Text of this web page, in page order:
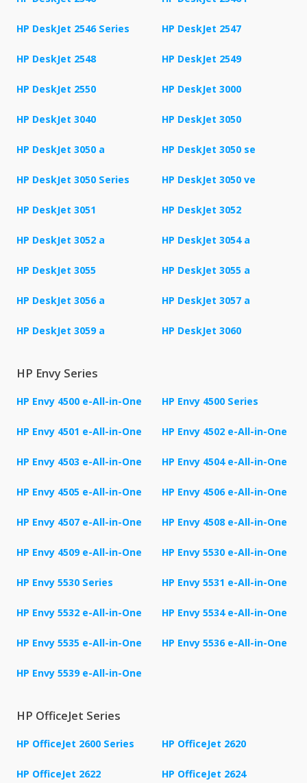
HP DeskJet 2546 Series HP DeskJet 2547
HP DeskJet 2548 HP DeskJet 2549
HP DeskJet 2550 HP DeskJet 3000
HP DeskJet 3040 HP DeskJet 3050
HP DeskJet 3050 a HP DeskJet 3050 se
HP DeskJet 3050 Series HP DeskJet 3050 ve
HP DeskJet 3051 HP DeskJet 3052
HP DeskJet 3052 a HP DeskJet 3054 a
HP DeskJet 3055 HP DeskJet 3055 a
HP DeskJet 3056 a HP DeskJet 3057 a
HP DeskJet 3059 a HP DeskJet 3060
HP Envy Series
HP Envy 4500 e-All-in-One HP Envy 4500 Series
HP Envy 4501 e-All-in-One HP Envy 4502 e-All-in-One
HP Envy 4503 e-All-in-One HP Envy 4504 e-All-in-One
HP Envy 4505 e-All-in-One HP Envy 4506 e-All-in-One
HP Envy 4507 e-All-in-One HP Envy 4508 e-All-in-One
HP Envy 4509 e-All-in-One HP Envy 5530 e-All-in-One
HP Envy 5530 Series HP Envy 5531 e-All-in-One
HP Envy 5532 e-All-in-One HP Envy 5534 e-All-in-One
HP Envy 5535 e-All-in-One HP Envy 5536 e-All-in-One
HP Envy 5539 e-All-in-One
HP OfficeJet Series
HP OfficeJet 2600 Series HP OfficeJet 2620
HP OfficeJet 2622 HP OfficeJet 2624